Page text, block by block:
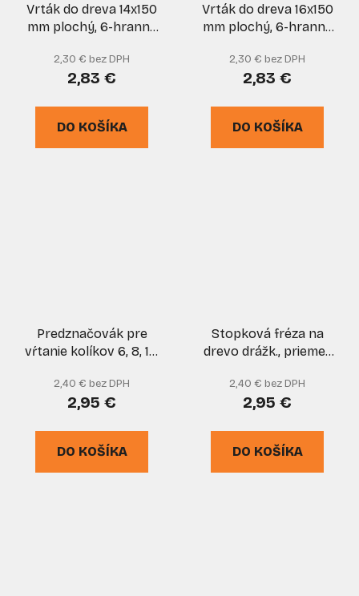
Vrták do dreva 14x150
mm plochý, 6-hranná
2,30 € bez DPH
2,83 €
DO KOŠÍKA
Vrták do dreva 16x150
mm plochý, 6-hranná
2,30 € bez DPH
2,83 €
DO KOŠÍKA
Predznačovák pre
vŕtanie kolíkov 6, 8, 10,
2,40 € bez DPH
2,95 €
DO KOŠÍKA
Stopková fréza na
drevo drážk., priemer
mm, stopka 8 mm, XL-
TOOLS
2,40 € bez DPH
2,95 €
DO KOŠÍKA